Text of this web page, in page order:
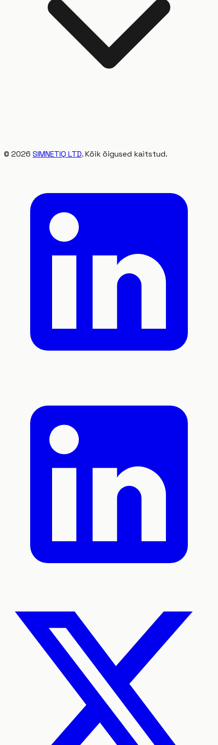
© 2026 SIMNETIQ LTD. Kõik õigused kaitstud.